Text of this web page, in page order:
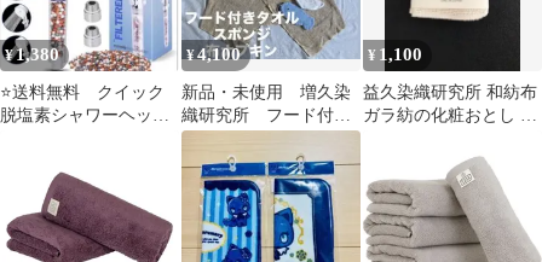
¥1,380
⭐️送料無料 クイック
脱塩素シャワーヘッ
¥4,100
新品・未使用 増久染
織研究所 フード付き
タオル さかなスポン
ジ 布ナプキンセット
¥ 1,100
益久染織研究所 和紡布
ガラ紡の化粧おとし 2